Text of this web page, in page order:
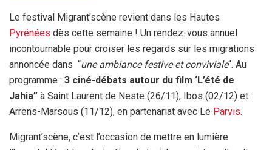
Le festival Migrant’scène revient dans les Hautes
Pyrénées dès cette semaine ! Un rendez-vous annuel
incontournable pour croiser les regards sur les migrations
annoncée dans “une ambiance festive et conviviale“. Au
programme : 3 ciné-débats autour du film ‘L’été de
Jahia” à Saint Laurent de Neste (26/11), Ibos (02/12) et
Arrens-Marsous (11/12), en partenariat avec Le Parvis.
Migrant’scène, c’est l’occasion de mettre en lumière